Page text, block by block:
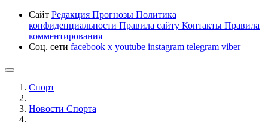
Сайт Редакция Прогнозы Политика
конфиденциальности Правила сайту Контакты Правила
комментирования
Соц. сети facebook x youtube instagram telegram viber
Спорт
Новости Cпорта